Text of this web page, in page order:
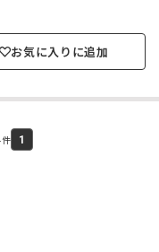
お気に入りに追加
件 1